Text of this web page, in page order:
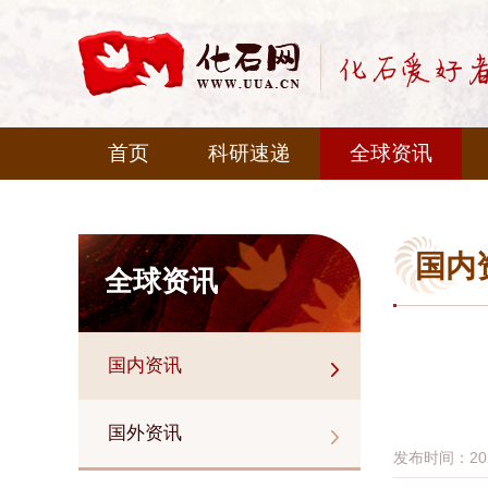
首页 科研速递 全球资讯
全球资讯
国内资讯
国外资讯
国内
发布时间：